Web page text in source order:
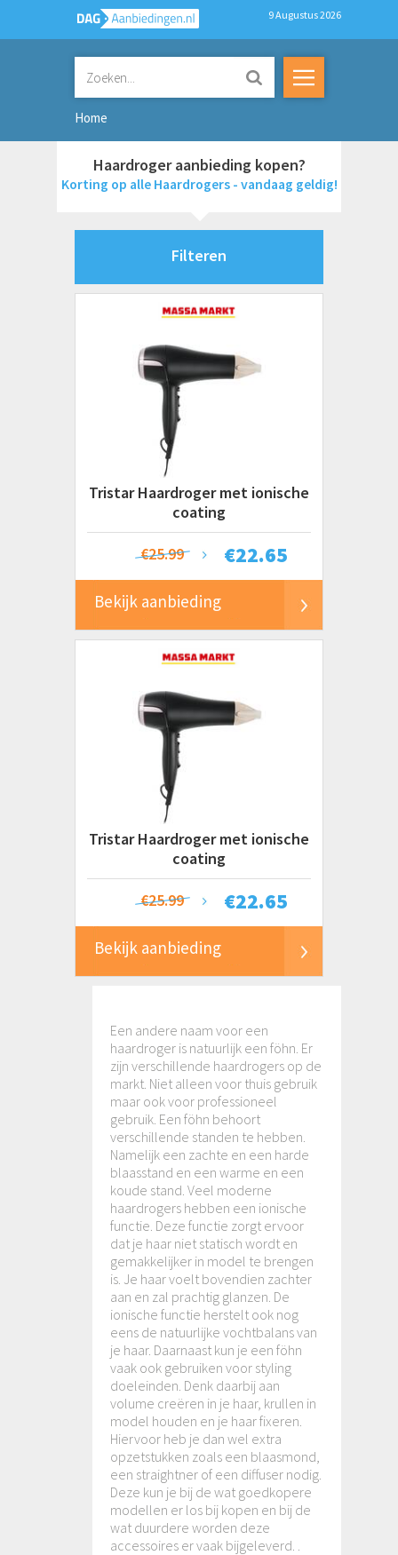
9 Augustus 2026
Home
Haardroger aanbieding kopen?
Korting op alle Haardrogers - vandaag geldig!
Filteren
€ 0 tot € 50+
Tristar Haardroger met ionische
coating
€22.65
€25.99
Bekijk aanbieding
Tristar Haardroger met ionische
coating
€22.65
€25.99
Bekijk aanbieding
Een andere naam voor een
haardroger is natuurlijk een föhn. Er
zijn verschillende haardrogers op de
markt. Niet alleen voor thuis gebruik
maar ook voor professioneel
gebruik. Een föhn behoort
verschillende standen te hebben.
Namelijk een zachte en een harde
blaasstand en een warme en een
koude stand. Veel moderne
haardrogers hebben een ionische
functie. Deze functie zorgt ervoor
dat je haar niet statisch wordt en
gemakkelijker in model te brengen
is. Je haar voelt bovendien zachter
aan en zal prachtig glanzen. De
ionische functie herstelt ook nog
eens de natuurlijke vochtbalans van
je haar. Daarnaast kun je een föhn
vaak ook gebruiken voor styling
doeleinden. Denk daarbij aan
volume creëren in je haar, krullen in
model houden en je haar fixeren.
Hiervoor heb je dan wel extra
opzetstukken zoals een blaasmond,
een straightner of een diffuser nodig.
Deze kun je bij de wat goedkopere
modellen er los bij kopen en bij de
wat duurdere worden deze
accessoires er vaak bijgeleverd. .